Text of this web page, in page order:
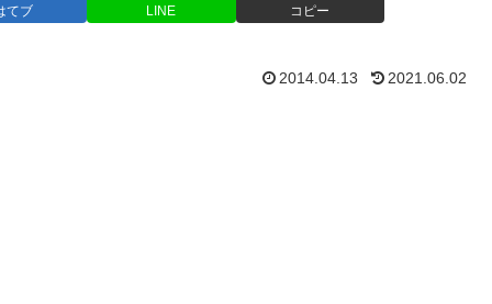
てブ LINE コピー
2014.04.13 2021.06.02